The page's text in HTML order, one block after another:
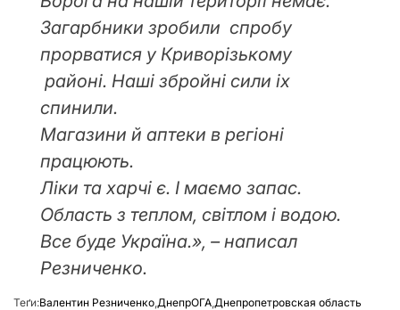
Загарбники зробили спробу
прорватися у Криворізькому
районі. Наші збройні сили іх
спинили.
Магазини й аптеки в регіоні
працюють.
Ліки та харчі є. І маємо запас.
Область з теплом, світлом і водою.
Все буде Україна.», – написал
Резниченко.
Теґи:Валентин Резниченко ДнепрОГА Днепропетровская область